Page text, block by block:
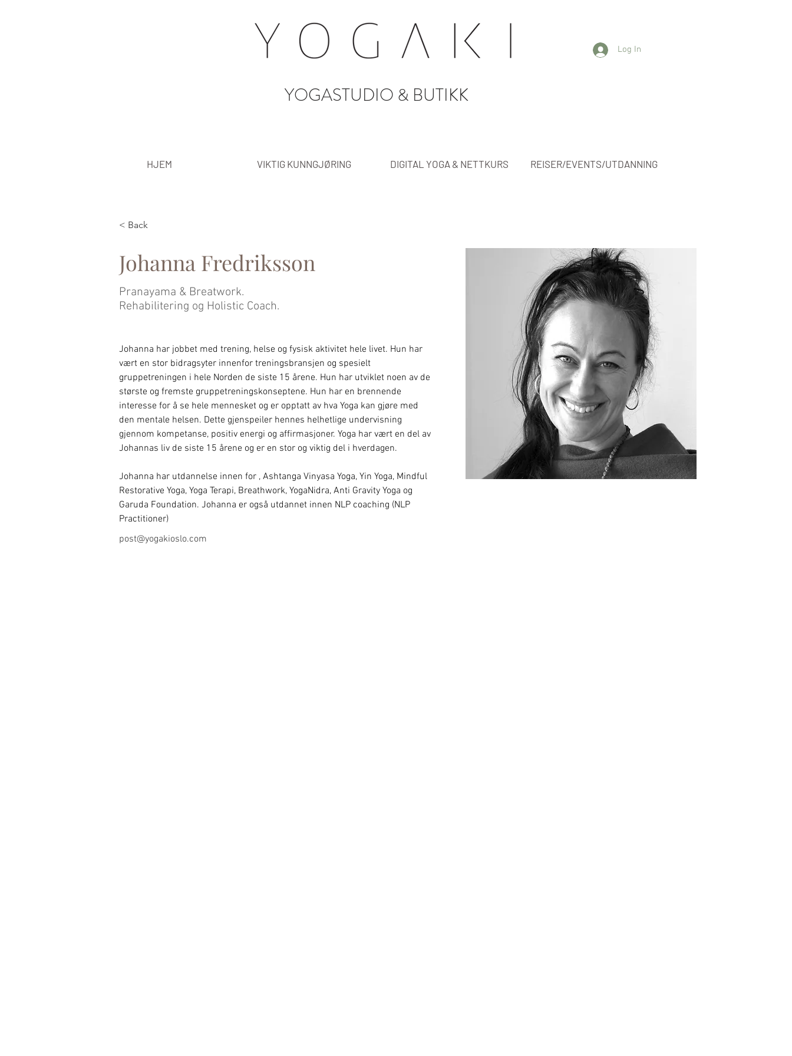
Log In
YOGASTUDIO & BUTIKK
HJEM VIKTIG KUNNGJØRING DIGITAL YOGA & NETTKURS REISER/EVENTS/UTDANNING
< Back
Johanna Fredriksson
Pranayama & Breatwork.
Rehabilitering og Holistic Coach.
Johanna har jobbet med trening, helse og fysisk aktivitet hele livet. Hun har
vært en stor bidragsyter innenfor treningsbransjen og spesielt
gruppetreningen i hele Norden de siste 15 årene. Hun har utviklet noen av de
største og fremste gruppetreningskonseptene. Hun har en brennende
interesse for å se hele mennesket og er opptatt av hva Yoga kan gjøre med
den mentale helsen. Dette gjenspeiler hennes helhetlige undervisning
gjennom kompetanse, positiv energi og affirmasjoner. Yoga har vært en del av
Johannas liv de siste 15 årene og er en stor og viktig del i hverdagen.
Johanna har utdannelse innen for , Ashtanga Vinyasa Yoga, Yin Yoga, Mindful
Restorative Yoga, Yoga Terapi, Breathwork, YogaNidra, Anti Gravity Yoga og
Garuda Foundation. Johanna er også utdannet innen NLP coaching (NLP
Practitioner)
post@yogakioslo.com